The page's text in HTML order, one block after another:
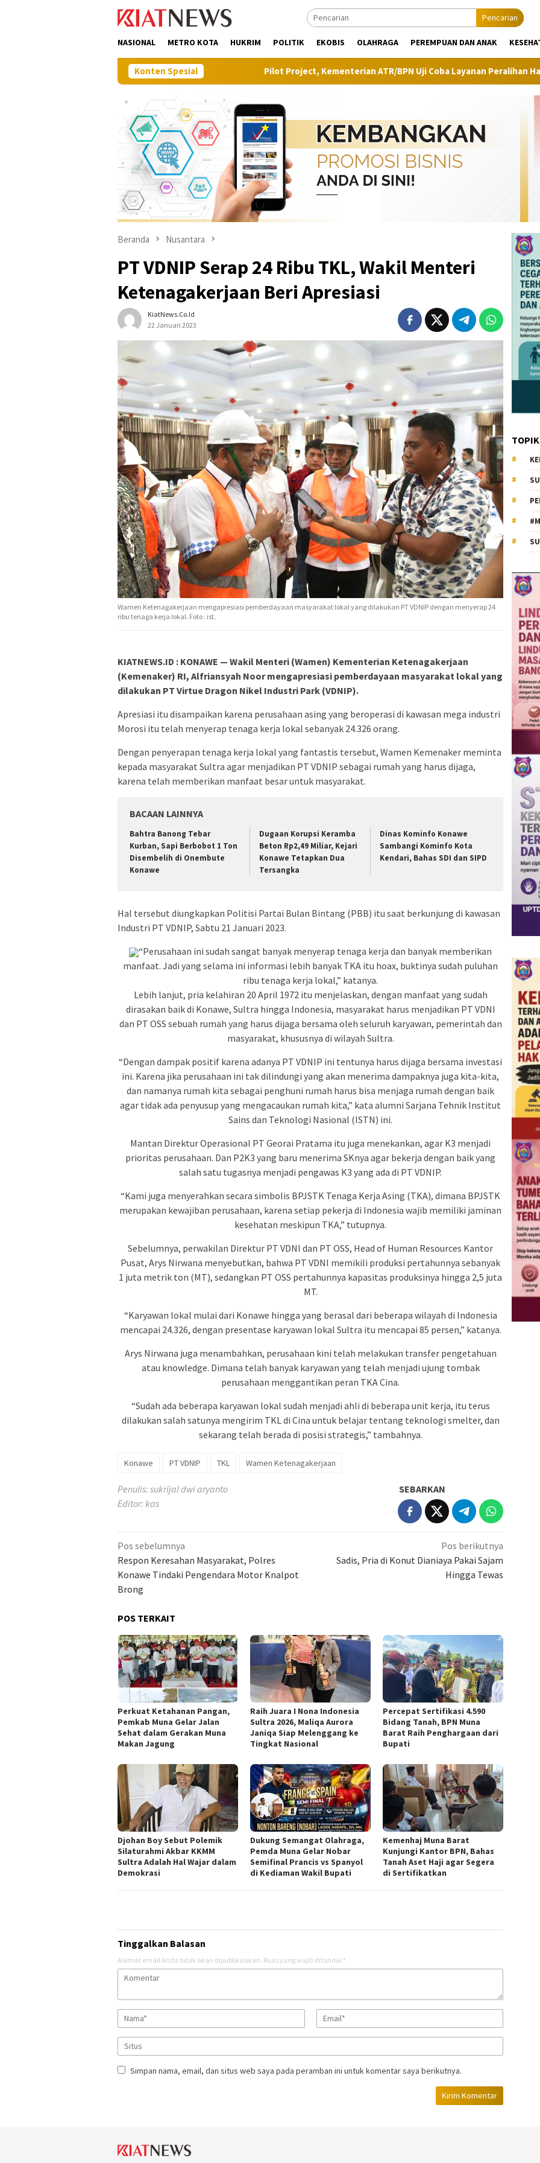
Pencarian
NASIONAL METRO KOTA HUKRIM POLITIK EKOBIS OLAHRAGA PEREMPUAN DAN ANAK
Konten SpesialPilot Project, Kementerian ATR/BPN Uji Coba Layanan Peralihan Hak Target Maksimal 10
Beranda Nusantara
PT VDNIP Serap 24 Ribu TKL, Wakil Menteri
Ketenagakerjaan Beri Apresiasi
KiatNews.co.id
22 Januari 2023
Wamen Ketenagakerjaan mengapresiasi pemberdayaan masyarakat lokal yang dilakukan PT VDNIP dengan menyerap 24
ribu tenaga kerja lokal. Foto : ist.
KIATNEWS.ID : KONAWE — Wakil Menteri (Wamen) Kementerian Ketenagakerjaan
(Kemenaker) RI, Alfriansyah Noor mengapresiasi pemberdayaan masyarakat lokal yang
dilakukan PT Virtue Dragon Nikel Industri Park (VDNIP).
Apresiasi itu disampaikan karena perusahaan asing yang beroperasi di kawasan mega industri
Morosi itu telah menyerap tenaga kerja lokal sebanyak 24.326 orang.
Dengan penyerapan tenaga kerja lokal yang fantastis tersebut, Wamen Kemenaker meminta
kepada masyarakat Sultra agar menjadikan PT VDNIP sebagai rumah yang harus dijaga,
karena telah memberikan manfaat besar untuk masyarakat.
BACAAN LAINNYA
Bahtra Banong Tebar
Kurban, Sapi Berbobot 1 Ton
Disembelih di Onembute
Konawe
Dugaan Korupsi Keramba
Beton Rp2,49 Miliar, Kejari
Konawe Tetapkan Dua
Tersangka
Dinas Kominfo Konawe
Sambangi Kominfo Kota
Kendari, Bahas SDI dan SIPD
Hal tersebut diungkapkan Politisi Partai Bulan Bintang (PBB) itu saat berkunjung di kawasan
Industri PT VDNIP, Sabtu 21 Januari 2023.
“Perusahaan ini sudah sangat banyak menyerap tenaga kerja dan banyak memberikan
manfaat. Jadi yang selama ini informasi lebih banyak TKA itu hoax, buktinya sudah puluhan
ribu tenaga kerja lokal,” katanya.
Lebih lanjut, pria kelahiran 20 April 1972 itu menjelaskan, dengan manfaat yang sudah
dirasakan baik di Konawe, Sultra hingga Indonesia, masyarakat harus menjadikan PT VDNI
dan PT OSS sebuah rumah yang harus dijaga bersama oleh seluruh karyawan, pemerintah dan
masyarakat, khususnya di wilayah Sultra.
“Dengan dampak positif karena adanya PT VDNIP ini tentunya harus dijaga bersama investasi
ini. Karena jika perusahaan ini tak dilindungi yang akan menerima dampaknya juga kita-kita,
dan namanya rumah kita sebagai penghuni rumah harus bisa menjaga rumah dengan baik
agar tidak ada penyusup yang mengacaukan rumah kita,” kata alumni Sarjana Tehnik Institut
Sains dan Teknologi Nasional (ISTN) ini.
Mantan Direktur Operasional PT Georai Pratama itu juga menekankan, agar K3 menjadi
prioritas perusahaan. Dan P2K3 yang baru menerima SKnya agar bekerja dengan baik yang
salah satu tugasnya menjadi pengawas K3 yang ada di PT VDNIP.
“Kami juga menyerahkan secara simbolis BPJSTK Tenaga Kerja Asing (TKA), dimana BPJSTK
merupakan kewajiban perusahaan, karena setiap pekerja di Indonesia wajib memiliki jaminan
kesehatan meskipun TKA,” tutupnya.
Sebelumnya, perwakilan Direktur PT VDNI dan PT OSS, Head of Human Resources Kantor
Pusat, Arys Nirwana menyebutkan, bahwa PT VDNI memikili produksi pertahunnya sebanyak
1 juta metrik ton (MT), sedangkan PT OSS pertahunnya kapasitas produksinya hingga 2,5 juta
MT.
“Karyawan lokal mulai dari Konawe hingga yang berasal dari beberapa wilayah di Indonesia
mencapai 24.326, dengan presentase karyawan lokal Sultra itu mencapai 85 persen,” katanya.
Arys Nirwana juga menambahkan, perusahaan kini telah melakukan transfer pengetahuan
atau knowledge. Dimana telah banyak karyawan yang telah menjadi ujung tombak
perusahaan menggantikan peran TKA Cina.
“Sudah ada beberapa karyawan lokal sudah menjadi ahli di beberapa unit kerja, itu terus
dilakukan salah satunya mengirim TKL di Cina untuk belajar tentang teknologi smelter, dan
sekarang telah berada di posisi strategis,” tambahnya.
Konawe PT VDNIP TKL Wamen Ketenagakerjaan
Penulis: sukrijal dwi aryanto
Editor: kas
SEBARKAN
Navigasi
pos
Pos sebelumnya
Respon Keresahan Masyarakat, Polres
Konawe Tindaki Pengendara Motor Knalpot
Brong
Pos berikutnya
Sadis, Pria di Konut Dianiaya Pakai Sajam
Hingga Tewas
POS TERKAIT
Perkuat Ketahanan Pangan,
Pemkab Muna Gelar Jalan
Sehat dalam Gerakan Muna
Makan Jagung
Raih Juara I Nona Indonesia
Sultra 2026, Maliqa Aurora
Janiqa Siap Melenggang ke
Tingkat Nasional
Percepat Sertifikasi 4.590
Bidang Tanah, BPN Muna
Barat Raih Penghargaan dari
Bupati
Djohan Boy Sebut Polemik
Silaturahmi Akbar KKMM
Sultra Adalah Hal Wajar dalam
Demokrasi
Dukung Semangat Olahraga,
Pemda Muna Gelar Nobar
Semifinal Prancis vs Spanyol
di Kediaman Wakil Bupati
Kemenhaj Muna Barat
Kunjungi Kantor BPN, Bahas
Tanah Aset Haji agar Segera
di Sertifikatkan
Tinggalkan Balasan
Alamat email Anda tidak akan dipublikasikan. Ruas yang wajib ditandai *
Simpan nama, email, dan situs web saya pada peramban ini untuk komentar saya berikutnya.